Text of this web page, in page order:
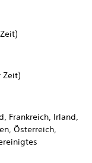
Zeit)
Frankreich, Irland,
Österreich,